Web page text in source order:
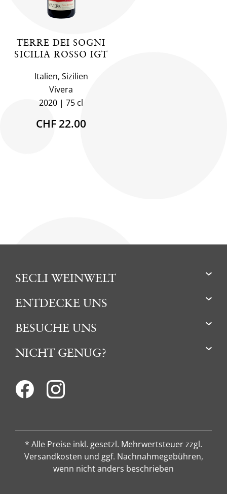
TERRE DEI SOGNI
SICILIA ROSSO IGT
Italien, Sizilien
Vivera
2020
75 cl
CHF 22.00
SECLI WEINWELT
ENTDECKE UNS
BESUCHE UNS
NICHT GENUG?
* Alle Preise inkl. gesetzl. Mehrwertsteuer zzgl.
Versandkosten und ggf. Nachnahmegebühren,
wenn nicht anders beschrieben